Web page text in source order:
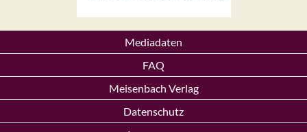
Mediadaten
FAQ
Meisenbach Verlag
Datenschutz